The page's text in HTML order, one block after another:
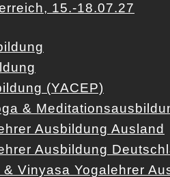
15.-18.07.27
(YACEP)
&
Ausbildung Ausland
Ausbildung
Vinyasa Yogalehrer